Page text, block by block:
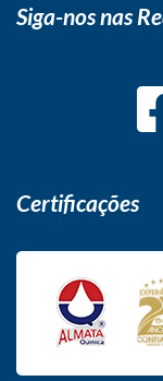
Siga-nos nas
Certificações